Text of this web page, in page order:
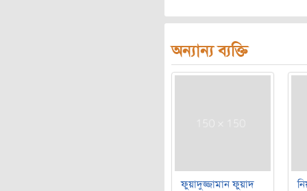
অন্যান্য ব্যক্তি
ফুয়াদুজ্জামান ফুয়াদ